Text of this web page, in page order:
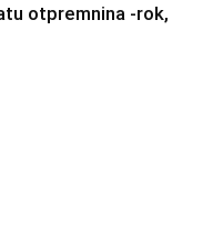
otpremnina -rok,